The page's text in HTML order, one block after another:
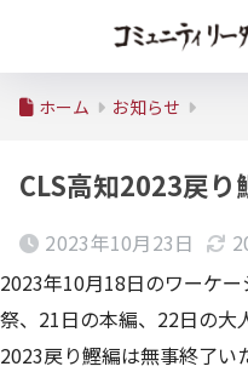
ホーム お知らせ
CLS高知2023戻り
2023年10月23日
2023年10月18日のワーケ
祭、21日の本編、22日の大
2023戻り鰹編は無事終了い